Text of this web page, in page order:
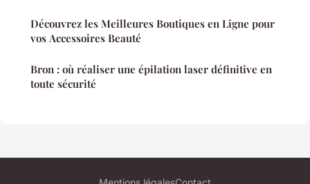
Découvrez les Meilleures Boutiques en Ligne pour
vos Accessoires Beauté
Bron : où réaliser une épilation laser définitive en
toute sécurité